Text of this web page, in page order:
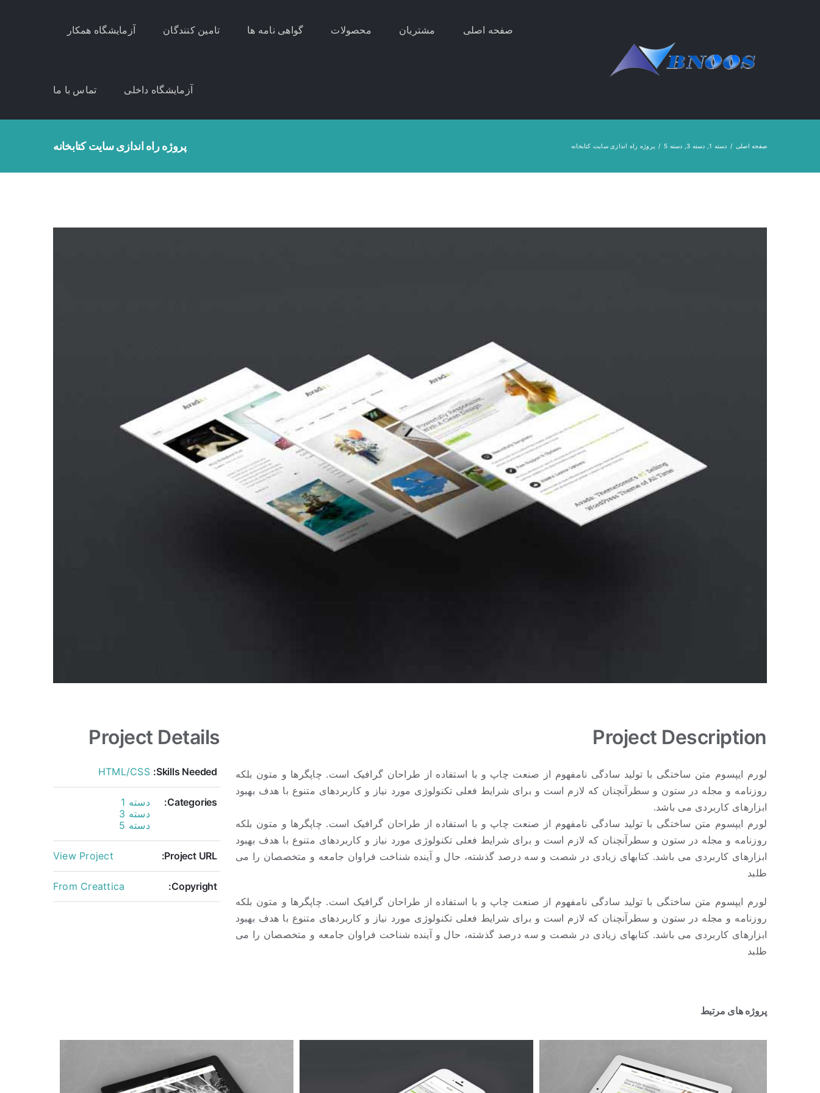
صفحه اصلی مشتریان محصولات گواهی نامه ها تامین کنندگان آزمایشگاه همکار
آزمایشگاه داخلی تماس با ما
پروژه راه اندازی سایت کتابخانه صفحه اصلی / دسته 1 , دسته 3 , دسته 5 / پروژه راه اندازی سایت کتابخانه
Project Description
لورم ایپسوم متن ساختگی با تولید سادگی نامفهوم از صنعت چاپ و با استفاده از طراحان گرافیک است. چاپگرها و متون بلکه
روزنامه و مجله در ستون و سطرآنچنان که لازم است و برای شرایط فعلی تکنولوژی مورد نیاز و کاربردهای متنوع با هدف بهبود
ابزارهای کاربردی می باشد.
لورم ایپسوم متن ساختگی با تولید سادگی نامفهوم از صنعت چاپ و با استفاده از طراحان گرافیک است. چاپگرها و متون بلکه
روزنامه و مجله در ستون و سطرآنچنان که لازم است و برای شرایط فعلی تکنولوژی مورد نیاز و کاربردهای متنوع با هدف بهبود
ابزارهای کاربردی می باشد. کتابهای زیادی در شصت و سه درصد گذشته، حال و آینده شناخت فراوان جامعه و متخصصان را می
طلبد
لورم ایپسوم متن ساختگی با تولید سادگی نامفهوم از صنعت چاپ و با استفاده از طراحان گرافیک است. چاپگرها و متون بلکه
روزنامه و مجله در ستون و سطرآنچنان که لازم است و برای شرایط فعلی تکنولوژی مورد نیاز و کاربردهای متنوع با هدف بهبود
ابزارهای کاربردی می باشد. کتابهای زیادی در شصت و سه درصد گذشته، حال و آینده شناخت فراوان جامعه و متخصصان را می
طلبد
Project Details
Skills Needed:
HTML/CSS
Categories:
دسته 1
دسته 3
دسته 5
Project URL:
View Project
Copyright:
From Creattica
پروژه های مرتبط